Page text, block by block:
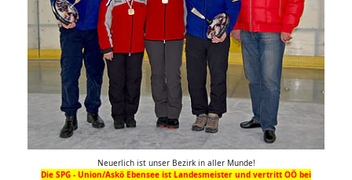
Neuerlich ist unser Bezirk in aller Munde!
Die SPG - Union/Askö Ebensee ist Landesmeister und vertritt OÖ bei